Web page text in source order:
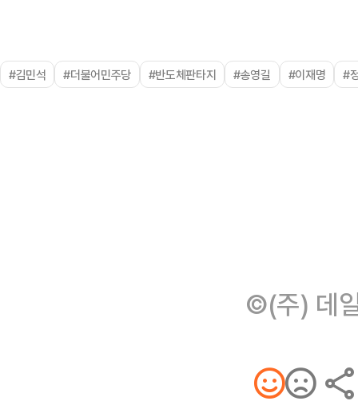
#김민석 #더불어민주당 #반도체판타지 #송영길 #이재명 #
©(주) 데